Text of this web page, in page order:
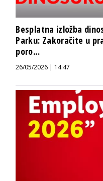
Besplatna izložba
Parku: Zakoračite u
poro...
26/05/2026 | 14:47